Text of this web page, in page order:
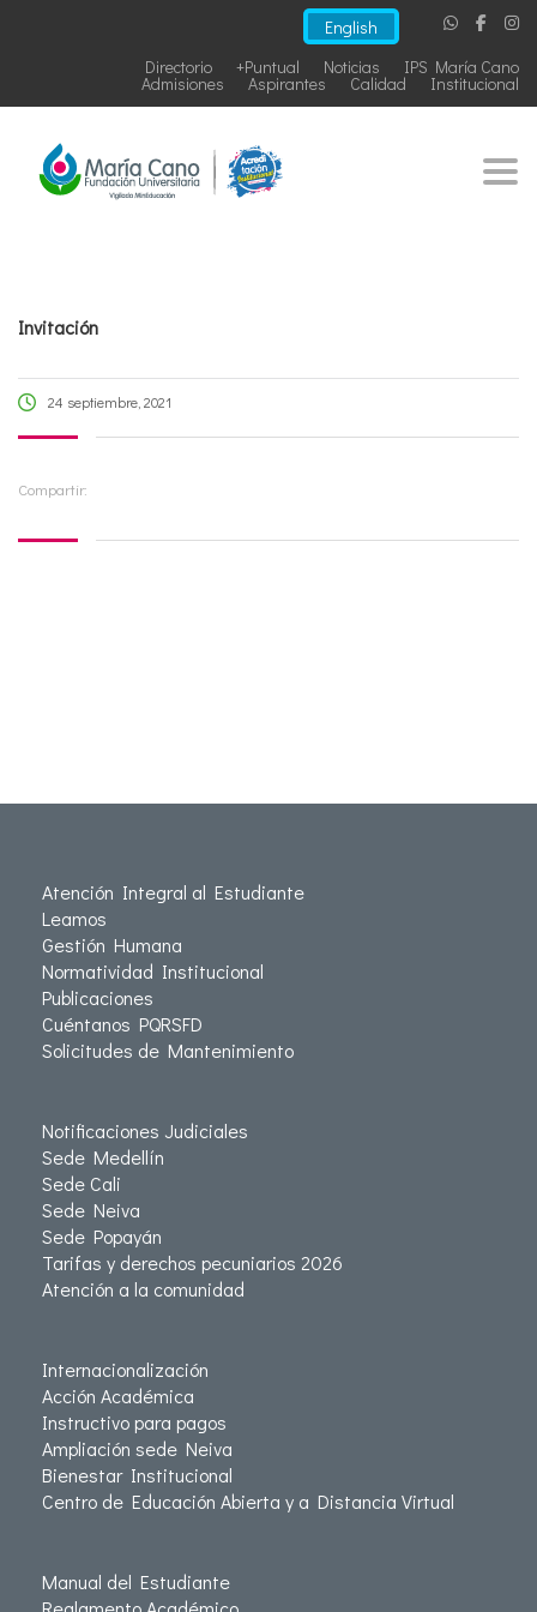
English
IPS María Cano
Noticias
+Puntual
Directorio
Institucional
Calidad
Aspirantes
Admisiones
Invitación
24 septiembre, 2021
Compartir:
Atención Integral al Estudiante
Leamos
Gestión Humana
Normatividad Institucional
Publicaciones
Cuéntanos PQRSFD
Solicitudes de Mantenimiento
Notificaciones Judiciales
Sede Medellín
Sede Cali
Sede Neiva
Sede Popayán
Tarifas y derechos pecuniarios 2026
Atención a la comunidad
Internacionalización
Acción Académica
Instructivo para pagos
Ampliación sede Neiva
Bienestar Institucional
Centro de Educación Abierta y a Distancia Virtual
Manual del Estudiante